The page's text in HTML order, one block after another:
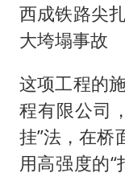
西成铁路尖
大垮塌事故
这项工程的
程有限公司
挂”法，在桥
用高强度的